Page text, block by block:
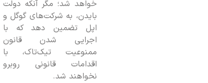
خواهد شد؛ مگر آنکه دولت
بایدن، به شرکت‌های گوگل و
اپل تضمین دهد که با
اجرایی شدن قانون
ممنوعیت تیک‌تاک، با
اقدامات قانونی روبرو
نخواهند شد.